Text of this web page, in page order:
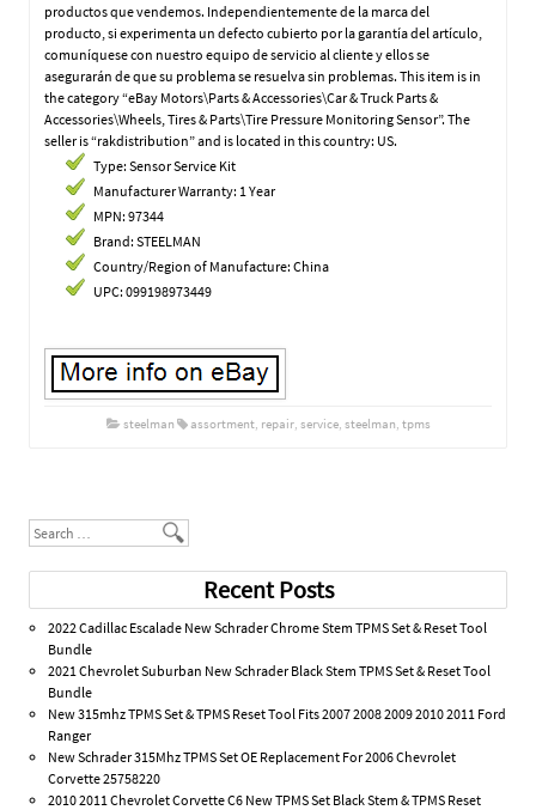
productos que vendemos. Independientemente de la marca del
producto, si experimenta un defecto cubierto por la garantía del artículo,
comuníquese con nuestro equipo de servicio al cliente y ellos se
asegurarán de que su problema se resuelva sin problemas. This item is in
the category “eBay Motors\Parts & Accessories\Car & Truck Parts &
Accessories\Wheels, Tires & Parts\Tire Pressure Monitoring Sensor”. The
seller is “rakdistribution” and is located in this country: US.
Type: Sensor Service Kit
Manufacturer Warranty: 1 Year
MPN: 97344
Brand: STEELMAN
Country/Region of Manufacture: China
UPC: 099198973449
steelman assortment, repair, service, steelman tpms
Search
Recent Posts
2022 Cadillac Escalade New Schrader Chrome Stem TPMS Set & Reset Tool
Bundle
2021 Chevrolet Suburban New Schrader Black Stem TPMS Set & Reset Tool
Bundle
New 315mhz TPMS Set & TPMS Reset Tool Fits 2007 2008 2009 2010 2011 Ford
Ranger
New Schrader 315Mhz TPMS Set OE Replacement For 2006 Chevrolet
Corvette 25758220
2010 2011 Chevrolet Corvette C6 New TPMS Set Black Stem & TPMS Reset